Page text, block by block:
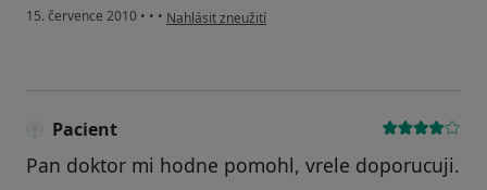
15. července 2010 • • • podle názoru uživatele Pacient
Nahlásit zneužití
Pacient
Pan doktor mi hodne pomohl, vrele doporucuji.